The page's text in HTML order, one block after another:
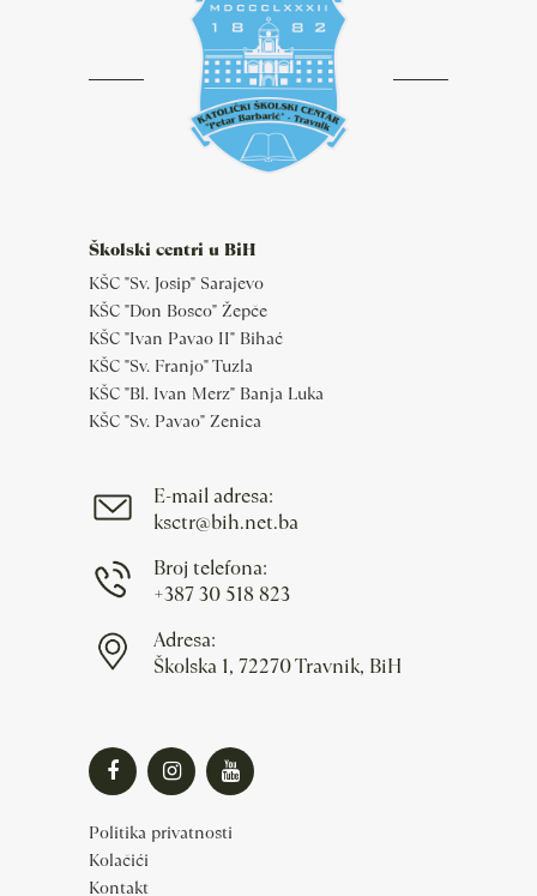
Školski centri u BiH
KŠC "Sv. Josip" Sarajevo
KŠC "Don Bosco" Žepče
KŠC "Ivan Pavao II" Bihać
KŠC "Sv. Franjo" Tuzla
KŠC "Bl. Ivan Merz" Banja Luka
KŠC "Sv. Pavao" Zenica
E-mail adresa:
ksctr@bih.net.ba
Broj telefona:
+387 30 518 823
Adresa:
Školska 1, 72270 Travnik, BiH
Politika privatnosti
Kolačići
Kontakt